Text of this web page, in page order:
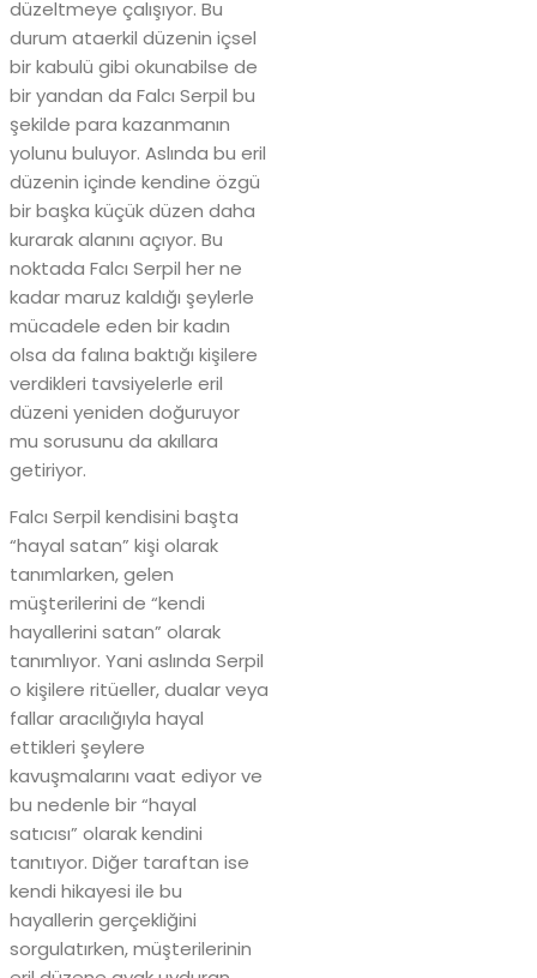
düzeltmeye çalışıyor. Bu
durum ataerkil düzenin içsel
bir kabulü gibi okunabilse de
bir yandan da Falcı Serpil bu
şekilde para kazanmanın
yolunu buluyor. Aslında bu eril
düzenin içinde kendine özgü
bir başka küçük düzen daha
kurarak alanını açıyor. Bu
noktada Falcı Serpil her ne
kadar maruz kaldığı şeylerle
mücadele eden bir kadın
olsa da falına baktığı kişilere
verdikleri tavsiyelerle eril
düzeni yeniden doğuruyor
mu sorusunu da akıllara
getiriyor.
Falcı Serpil kendisini başta
“hayal satan” kişi olarak
tanımlarken, gelen
müşterilerini de “kendi
hayallerini satan” olarak
tanımlıyor. Yani aslında Serpil
o kişilere ritüeller, dualar veya
fallar aracılığıyla hayal
ettikleri şeylere
kavuşmalarını vaat ediyor ve
bu nedenle bir “hayal
satıcısı” olarak kendini
tanıtıyor. Diğer taraftan ise
kendi hikayesi ile bu
hayallerin gerçekliğini
sorgulatırken, müşterilerinin